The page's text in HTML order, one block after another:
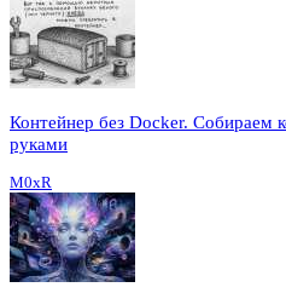
Контейнер без Docker. Собираем
руками
M0xR